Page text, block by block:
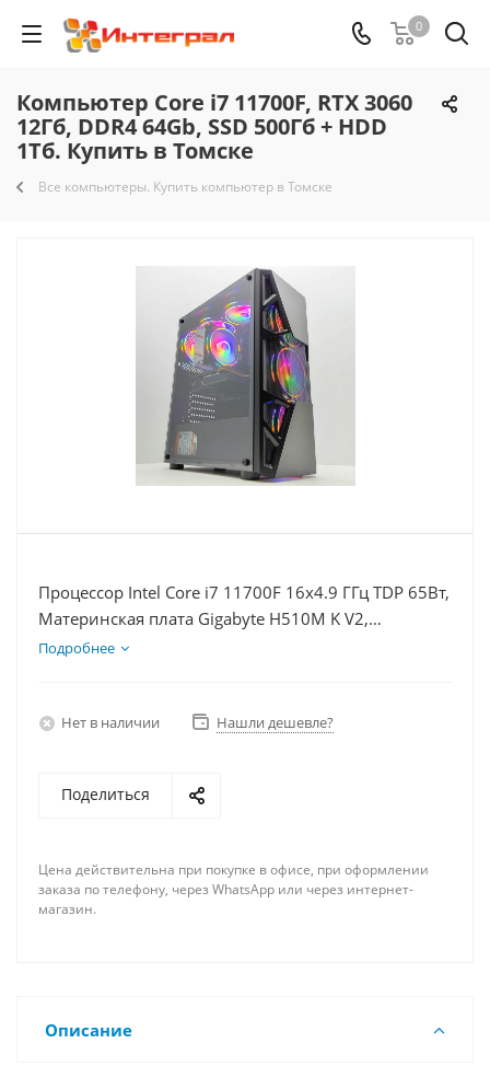
0
Компьютер Core i7 11700F, RTX 3060
12Гб, DDR4 64Gb, SSD 500Гб + HDD
1Тб. Купить в Томске
Все компьютеры. Купить компьютер в Томске
Процессор Intel Core i7 11700F 16x4.9 ГГц TDP 65Вт,
Материнская плата Gigabyte H510M K V2,
Видеокарта RTX 3060 12Гб, Память DDR4 64Gb,
Подробнее
Нет в наличии Нашли дешевле?
Поделиться
Цена действительна при покупке в офисе, при оформлении
заказа по телефону, через WhatsApp или через интернет-
магазин.
Описание